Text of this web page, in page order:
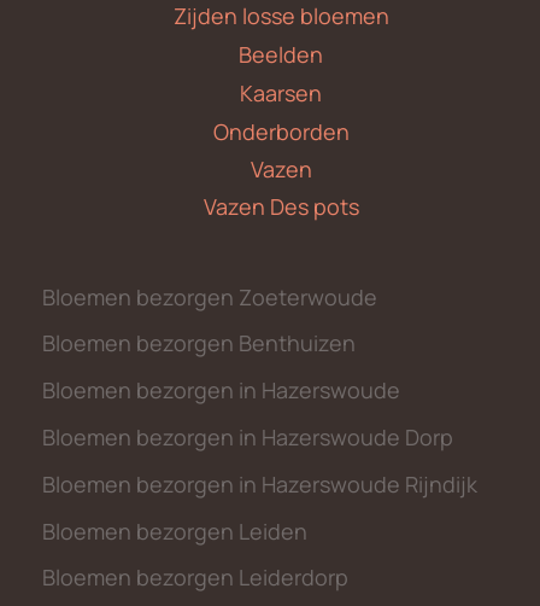
Zijden losse bloemen
Beelden
Kaarsen
Onderborden
Vazen
Vazen Des pots
Bloemen bezorgen Zoeterwoude
Bloemen bezorgen Benthuizen
Bloemen bezorgen in Hazerswoude
Bloemen bezorgen in Hazerswoude Dorp
Bloemen bezorgen in Hazerswoude Rijndijk
Bloemen bezorgen Leiden
Bloemen bezorgen Leiderdorp